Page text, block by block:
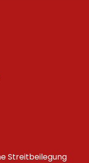
Streitbeilegung